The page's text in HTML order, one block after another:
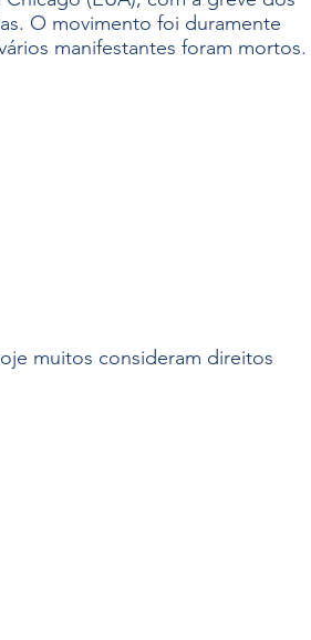
O movimento foi duramente
manifestantes foram mortos.
muitos consideram direitos